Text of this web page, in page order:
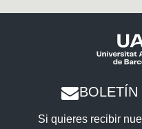
Si quieres recibir